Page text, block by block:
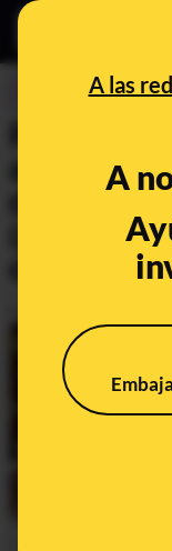
A las
A
CONTROL DEL
al 10-N:
de lista